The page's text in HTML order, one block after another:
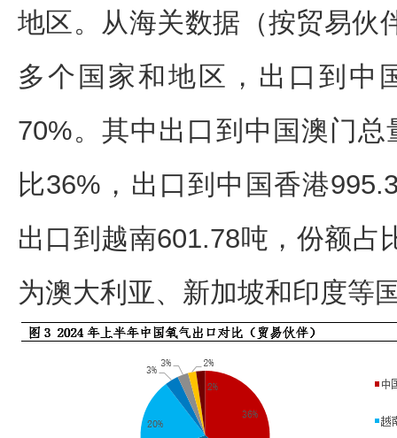
地区。从海关数据（按贸易伙
多个国家和地区，出口到中
70%。其中出口到中国澳门
比36%，出口到中国香港
出口到越南601.78吨，份额占
为澳大利亚、新加坡和印度等